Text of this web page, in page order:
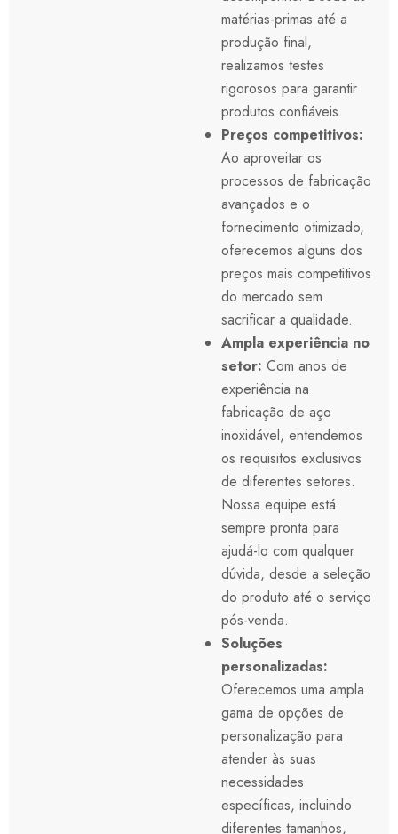
matérias-primas até a
produção final,
realizamos testes
rigorosos para garantir
produtos confiáveis.
Preços competitivos:
Ao aproveitar os
processos de fabricação
avançados e o
fornecimento otimizado,
oferecemos alguns dos
preços mais competitivos
do mercado sem
sacrificar a qualidade.
Ampla experiência no
setor: Com anos de
experiência na
fabricação de aço
inoxidável, entendemos
os requisitos exclusivos
de diferentes setores.
Nossa equipe está
sempre pronta para
ajudá-lo com qualquer
dúvida, desde a seleção
do produto até o serviço
pós-venda.
Soluções
personalizadas:
Oferecemos uma ampla
gama de opções de
personalização para
atender às suas
necessidades
específicas, incluindo
diferentes tamanhos,